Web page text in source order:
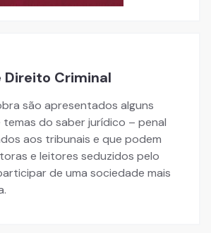
Direito Criminal
são apresentados alguns
do saber jurídico – penal
aos tribunais e que podem
e leitores seduzidos pelo
de uma sociedade mais